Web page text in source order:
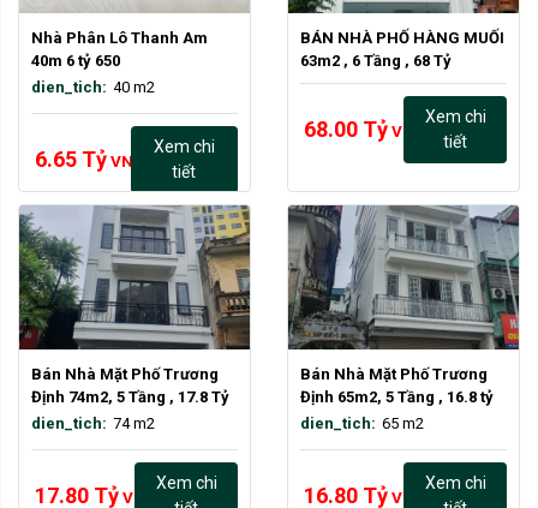
Nhà Phân Lô Thanh Am
40m 6 tỷ 650
dien_tich: 40 m2
6.65 TỷVND
Xem chi
tiết
BÁN NHÀ PHỐ HÀNG MUỐI
63m2 , 6 Tầng , 68 Tỷ
68.00 TỷVND
Xem chi
tiết
Bán Nhà Mặt Phố Trương
Định 74m2, 5 Tầng , 17.8 Tỷ
dien_tich: 74 m2
17.80 TỷVND
Xem chi
Bán Nhà Mặt Phố Trương
Định 65m2, 5 Tầng , 16.8 tỷ
dien_tich: 65 m2
16.80 TỷVND
Xem chi